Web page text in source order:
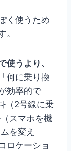
く使うため
。
使うより、
何に乗り換
効率的で
（2号線に乗
スマホを機
を変え
ロケーショ